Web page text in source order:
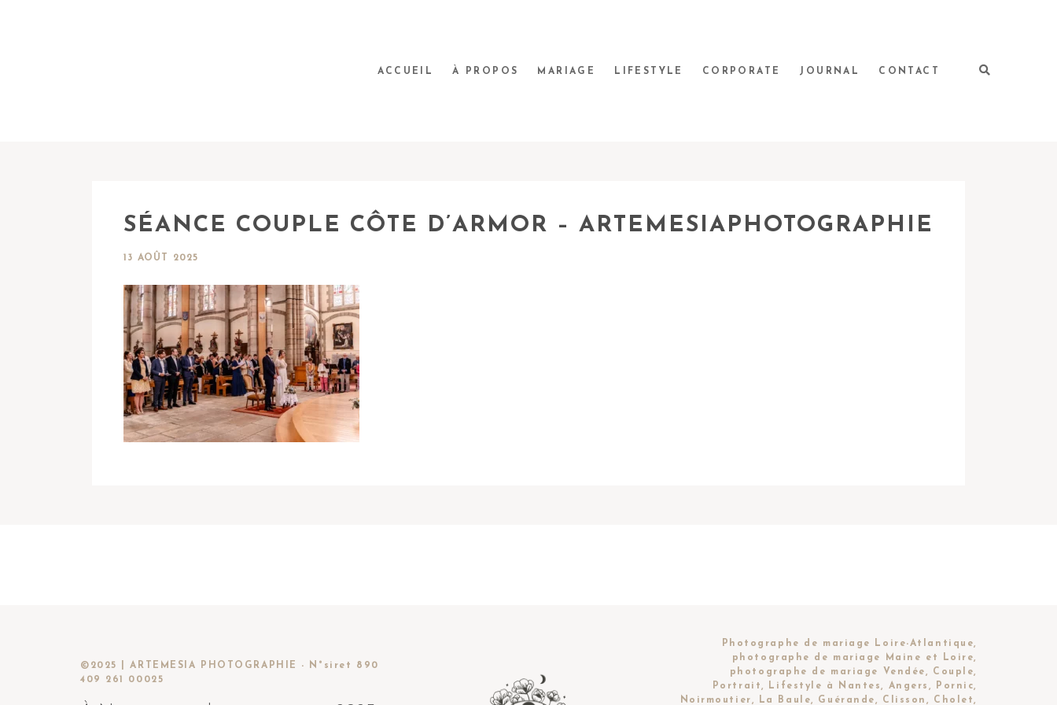
ACCUEIL À PROPOS MARIAGE LIFESTYLE CORPORATE JOURNAL CONTACT
SÉANCE COUPLE CÔTE D’ARMOR – ARTEMESIAPHOTOGRAPHIE
13 AOÛT 2025
©2025 | ARTEMESIA PHOTOGRAPHIE - N°siret 890
409 261 00025
Photographe de mariage Loire-Atlantique,
photographe de mariage Maine et Loire,
photographe de mariage Vendée, Couple,
Portrait, Lifestyle à Nantes, Angers, Pornic,
Noirmoutier, La Baule, Guérande, Clisson, Cholet,